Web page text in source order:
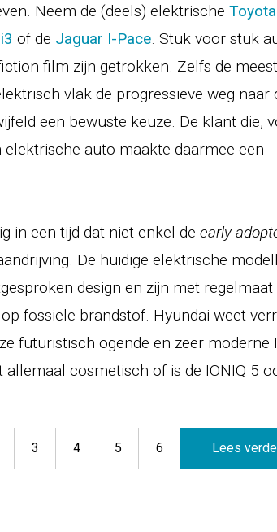
Neem de (deels) elektrische
of de Jaguar I-Pace. Stuk voor stuk
film zijn getrokken. Zelfs de meest
vlak de progressieve weg naar
een bewuste keuze. De klant die,
auto maakte daarmee een
in een tijd dat niet enkel de early
De huidige elektrische
design en zijn met regelmaat
fossiele brandstof. Hyundai weet
futuristisch ogende en zeer moderne
allemaal cosmetisch of is de IONIQ 5
3 4 5 6 Lees